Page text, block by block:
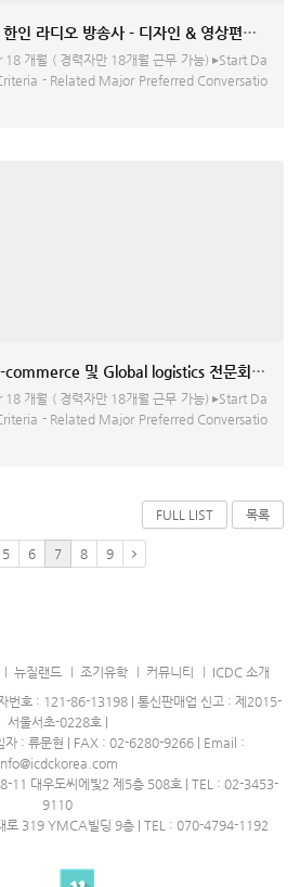
인 라디오 방송사 - 디자인 & 영상편집자/ 기
개월 ( 경력자만 18개월 근무 가능) ▸Start Da
- Related Major Preferred Conversatio
개월 ( 경력자만 18개월 근무 가능) ▸Start Da
- Related Major Preferred Conversatio
FULL LIST 목록
5 6 7 8 9
뉴질랜드 조기유학 커뮤니티
ICDC 소개
번호 : 121-86-13198 | 통신판매업 신고 : 제2015-
서울서초-0228호 |
자 : 류문현 | FAX : 02-6280-9266 | Email :
11 대우도씨에빛2 제5층 508호 | TEL : 02-3453-
9110
로 319 YMCA빌딩 9층 | TEL : 070-4794-1192